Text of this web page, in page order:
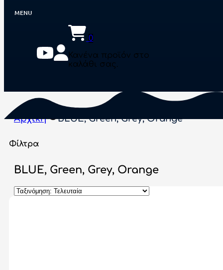
0
Κανένα προϊόν στο
καλάθι σας.
Αρχική BLUE, Green, Grey, Orange
Φίλτρα
BLUE, Green, Grey, Orange